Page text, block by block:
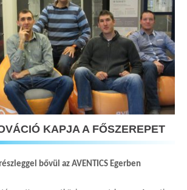
KAPJA A FŐSZEREPET
bővül az AVENTICS Egerben